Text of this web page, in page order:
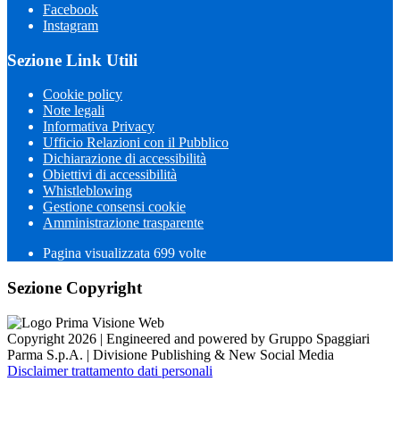
Facebook
Instagram
Sezione Link Utili
Cookie policy
Note legali
Informativa Privacy
Ufficio Relazioni con il Pubblico
Dichiarazione di accessibilità
Obiettivi di accessibilità
Whistleblowing
Gestione consensi cookie
Amministrazione trasparente
Pagina visualizzata 699 volte
Sezione Copyright
Copyright 2026 | Engineered and powered by Gruppo Spaggiari
Parma S.p.A. | Divisione Publishing & New Social Media
Disclaimer trattamento dati personali